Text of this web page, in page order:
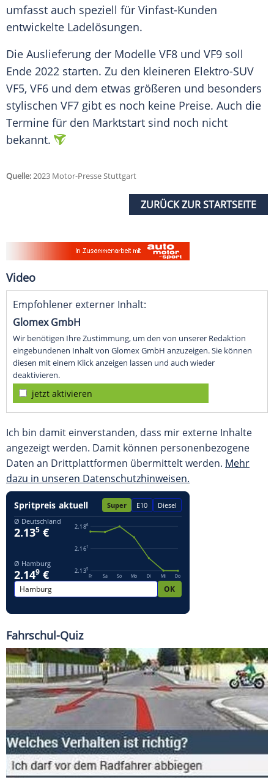
umfasst auch speziell für Vinfast-Kunden
entwickelte Ladelösungen.
Die Auslieferung der Modelle VF8 und VF9 soll
Ende 2022 starten. Zu den kleineren Elektro-SUV
VF5, VF6 und dem etwas größeren und besonders
stylischen VF7 gibt es noch keine Preise. Auch die
Termine für den Marktstart sind noch nicht
bekannt.
Quelle:2023 Motor-Presse Stuttgart
ZURÜCK ZUR STARTSEITE
Video
Empfohlener externer Inhalt:
Glomex GmbH
Wir benötigen Ihre Zustimmung, um den von unserer Redaktion
eingebundenen Inhalt von Glomex GmbH anzuzeigen. Sie können
diesen mit einem Klick anzeigen lassen und auch wieder
deaktivieren.
jetzt aktivieren
Ich bin damit einverstanden, dass mir externe Inhalte
angezeigt werden. Damit können personenbezogene
Daten an Drittplattformen übermittelt werden. Mehr
dazu in unseren Datenschutzhinweisen.
Fahrschul-Quiz